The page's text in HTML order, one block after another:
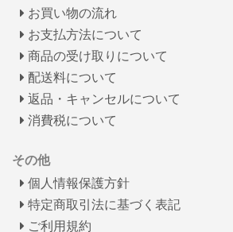
お買い物の流れ
お支払方法について
商品の受け取りについて
配送料について
返品・キャンセルについて
消費税について
その他
個人情報保護方針
特定商取引法に基づく表記
ご利用規約